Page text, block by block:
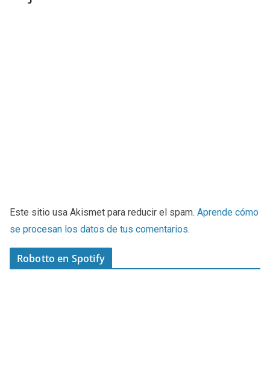
Este sitio usa Akismet para reducir el spam. Aprende cómo
se procesan los datos de tus comentarios.
Robotto en Spotify